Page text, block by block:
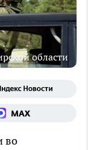
области
во